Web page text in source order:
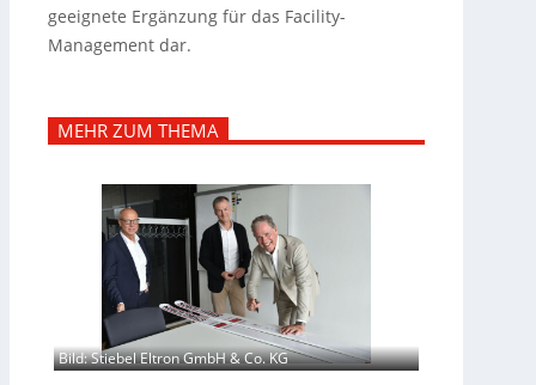
geeignete Ergänzung für das Facility-
Management dar.
MEHR ZUM THEMA
Bild: Stiebel Eltron GmbH & Co. KG